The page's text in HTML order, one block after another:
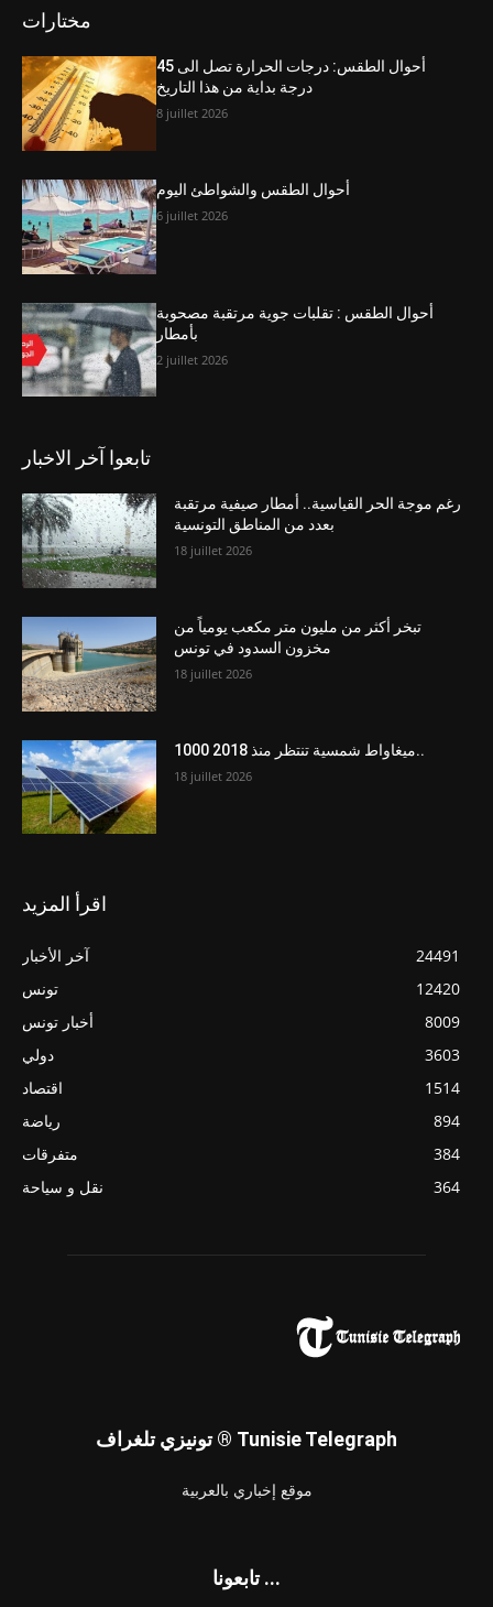
مختارات
أحوال الطقس: درجات الحرارة تصل الى 45
درجة بداية من هذا التاريخ
8 juillet 2026
أحوال الطقس والشواطئ اليوم
6 juillet 2026
أحوال الطقس : تقلبات جوية مرتقبة مصحوبة
بأمطار
2 juillet 2026
تابعوا آخر الاخبار
رغم موجة الحر القياسية.. أمطار صيفية مرتقبة
بعدد من المناطق التونسية
18 juillet 2026
تبخر أكثر من مليون متر مكعب يومياً من
مخزون السدود في تونس
18 juillet 2026
1000 ميغاواط شمسية تنتظر منذ 2018..
18 juillet 2026
اقرأ المزيد
آخر الأخبار
24491
تونس
12420
أخبار تونس
8009
دولي
3603
اقتصاد
1514
رياضة
894
متفرقات
384
نقل و سياحة
364
تونيزي تلغراف ® Tunisie Telegraph
موقع إخباري بالعربية
تابعونا ...